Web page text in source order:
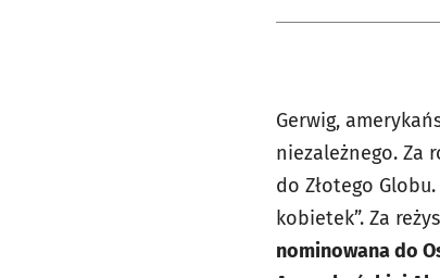
Gerwig,
niezależnego. Za
do Złotego
kobietek”. Za
nominowana do